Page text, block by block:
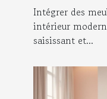
un
Intégrer des
intérieur
saisissant et...